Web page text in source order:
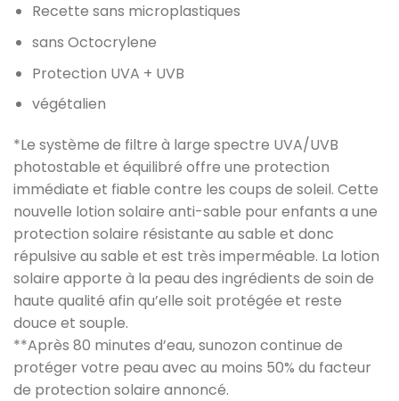
Recette sans microplastiques
sans Octocrylene
Protection UVA + UVB
végétalien
*Le système de filtre à large spectre UVA/UVB
photostable et équilibré offre une protection
immédiate et fiable contre les coups de soleil. Cette
nouvelle lotion solaire anti-sable pour enfants a une
protection solaire résistante au sable et donc
répulsive au sable et est très imperméable. La lotion
solaire apporte à la peau des ingrédients de soin de
haute qualité afin qu’elle soit protégée et reste
douce et souple.
**Après 80 minutes d’eau, sunozon continue de
protéger votre peau avec au moins 50% du facteur
de protection solaire annoncé.